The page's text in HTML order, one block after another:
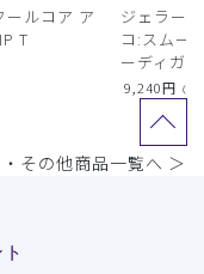
ールコア ア
T
ジェラー
コ:スムー
ーディガン
9,240円 （税
その他商品一覧へ ＞